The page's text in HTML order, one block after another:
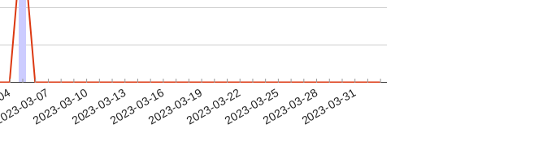
03-07
2023-03-102023-03-132023-03-162023-03-192023-03-222023-03-252023-03-282023-03-31